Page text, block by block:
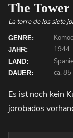
The Tower
La torre de los siete
GENRE:
JAHR: 1944
LAND:
DAUER: ca.
Es ist noch kein
jorobados